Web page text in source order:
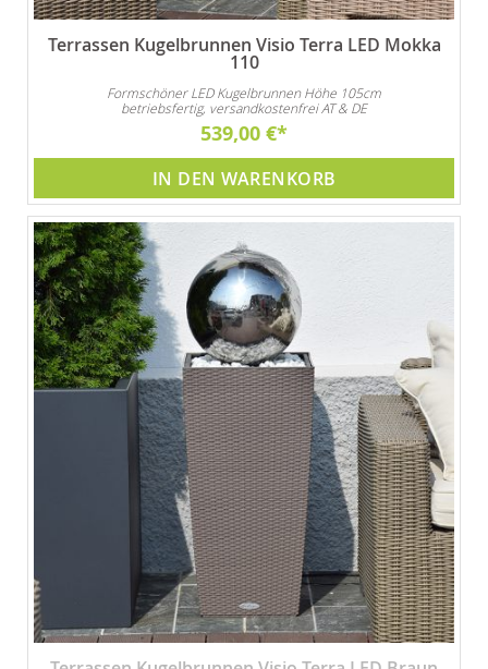
Terrassen Kugelbrunnen Visio Terra LED Mokka
110
Formschöner LED Kugelbrunnen Höhe 105cm
betriebsfertig, versandkostenfrei AT & DE
539,00 €
IN DEN WARENKORB